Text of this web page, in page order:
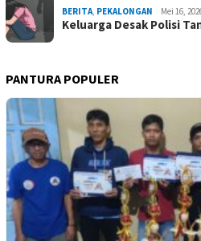
BERITA PEKALONGAN Mei 16,
Keluarga Desak Polisi
PANTURA POPULER